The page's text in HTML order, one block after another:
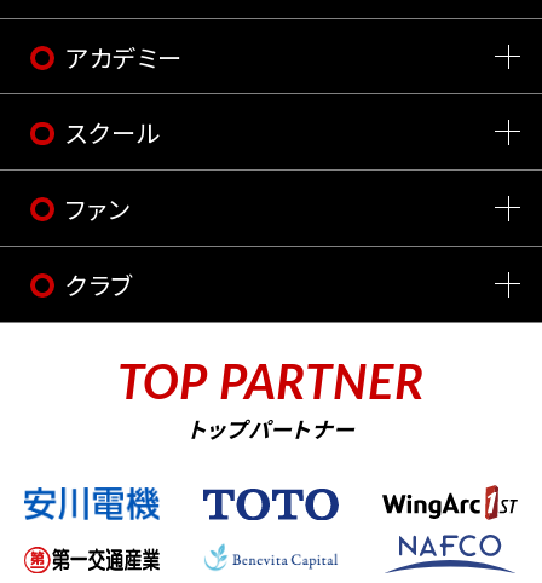
アカデミー
スクール
ファン
クラブ
TOP PARTNER
トップパートナー